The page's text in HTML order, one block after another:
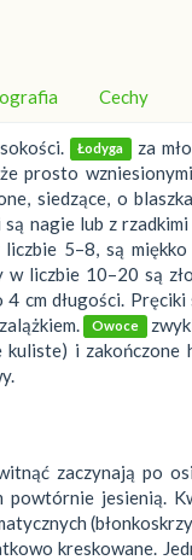
Cechy
Łodyga
za
prosto wzniesionymi.
siedzące, o
nagie lub z rzadkimi
5–8, są
liczbie 10–20 są
cm długości.
Owoce
i zakończone
zaczynają po
jesienią.
kreskowane.